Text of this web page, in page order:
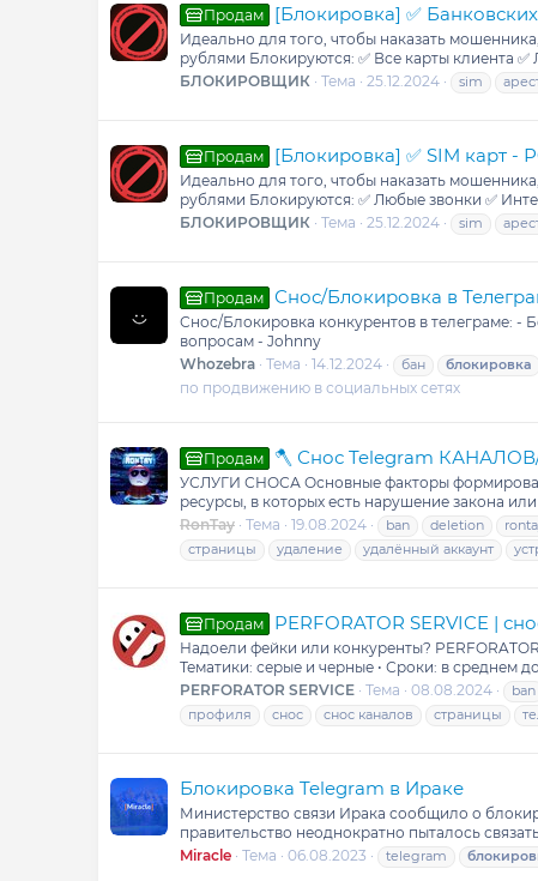
Продам [Блокировка] ✅
Идеально для того, чтобы наказать
рублями Блокируются: ✅ Все карты клиента
БЛОКИРОВЩИК Тема 25.12.2024 sim
Продам [Блокировка] ✅ SIM карт -
Идеально для того, чтобы наказать
рублями Блокируются: ✅ Любые звонки ✅
БЛОКИРОВЩИК Тема 25.12.2024 sim
Продам Снос/Блокировка в
Снос/Блокировка конкурентов в телеграме: -
вопросам - Johnny
Whozebra Тема 14.12.2024 бан блокировка
по продвижению в социальных сетях
Продам 🪓 Снос Telegram
УСЛУГИ СНОСА Основные факторы
ресурсы, в которых есть нарушение закона
RonTay Тема 19.08.2024 ban deletion
страницы
удаление удалённый аккаунт
Продам PERFORATOR SERVICE |
Надоели фейки или конкуренты?
Тематики: серые и черные • Сроки: в среднем
PERFORATOR SERVICE Тема 08.08.2024 ban
профиля
снос снос каналов страницы
Блокировка Telegram в Ираке
Министерство связи Ирака сообщило о
правительство неоднократно пыталось
Miracle Тема 06.08.2023 telegram